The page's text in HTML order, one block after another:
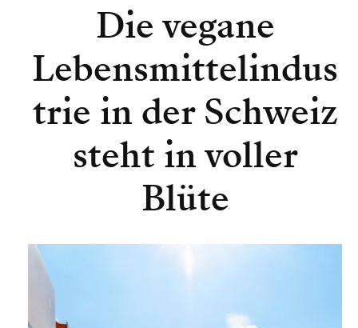
Die vegane
Lebensmittelindus
trie in der Schweiz
steht in voller
Blüte